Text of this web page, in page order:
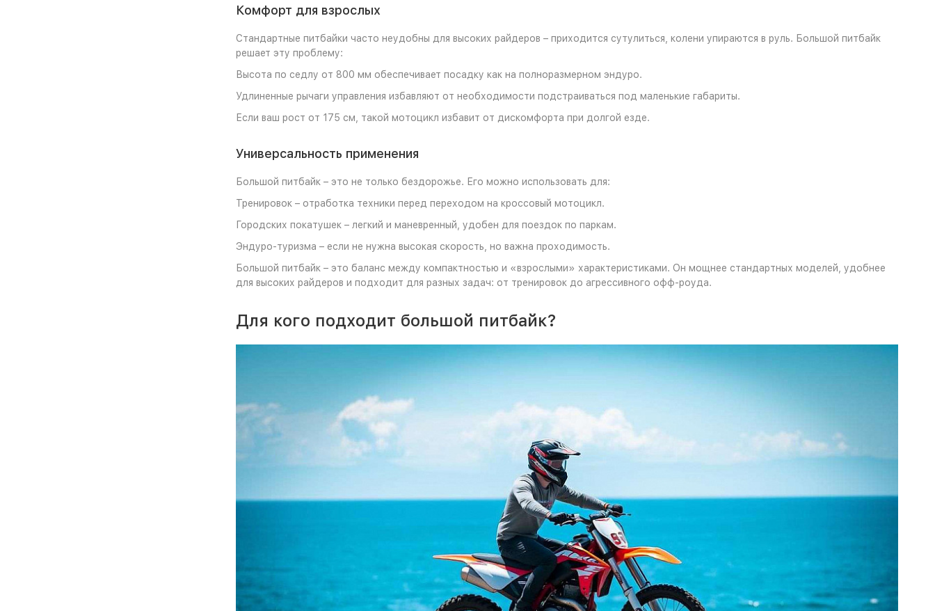
Комфорт для взрослых
Стандартные питбайки часто неудобны для высоких райдеров – приходится сутулиться, колени упираются в руль. Большой питбайк
решает эту проблему:
Высота по седлу от 800 мм обеспечивает посадку как на полноразмерном эндуро.
Удлиненные рычаги управления избавляют от необходимости подстраиваться под маленькие габариты.
Если ваш рост от 175 см, такой мотоцикл избавит от дискомфорта при долгой езде.
Универсальность применения
Большой питбайк – это не только бездорожье. Его можно использовать для:
Тренировок – отработка техники перед переходом на кроссовый мотоцикл.
Городских покатушек – легкий и маневренный, удобен для поездок по паркам.
Эндуро-туризма – если не нужна высокая скорость, но важна проходимость.
Большой питбайк – это баланс между компактностью и «взрослыми» характеристиками. Он мощнее стандартных моделей, удобнее
для высоких райдеров и подходит для разных задач: от тренировок до агрессивного офф-роуда.
Для кого подходит большой питбайк?